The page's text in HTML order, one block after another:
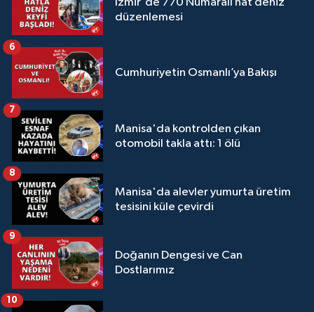
düzenlemesi
Cumhuriyetin Osmanlı’ya Bakışı
6
Manisa'da kontrolden çıkan
otomobil takla attı: 1 ölü
7
Manisa'da alevler yumurta üretim
tesisini küle çevirdi
8
Doğanın Dengesi ve Can
Dostlarımız
9
10